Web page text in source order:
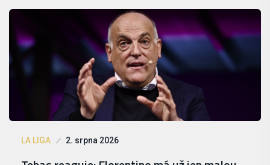
LA LIGA 2. srpna 2026